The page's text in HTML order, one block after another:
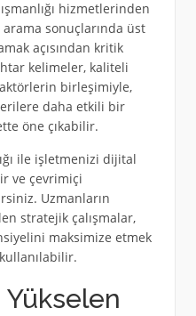
hizmetlerinden
sonuçlarında üst
açısından kritik
kelimeler, kaliteli
birleşimiyle,
daha etkili bir
öne çıkabilir.
ile işletmenizi dijital
ve çevrimiçi
Uzmanların
stratejik çalışmalar,
maksimize etmek
Yükselen